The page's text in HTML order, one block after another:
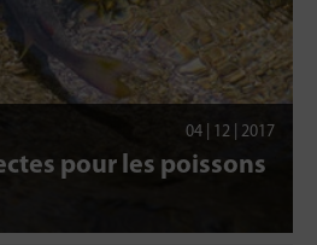
04 | 12 | 2017
pour les poissons